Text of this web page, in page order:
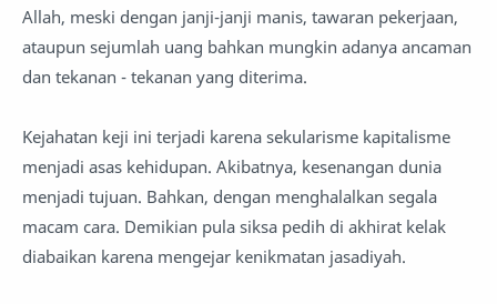
Allah, meski dengan janji-janji manis, tawaran pekerjaan,
ataupun sejumlah uang bahkan mungkin adanya ancaman
dan tekanan - tekanan yang diterima.
Kejahatan keji ini terjadi karena sekularisme kapitalisme
menjadi asas kehidupan. Akibatnya, kesenangan dunia
menjadi tujuan. Bahkan, dengan menghalalkan segala
macam cara. Demikian pula siksa pedih di akhirat kelak
diabaikan karena mengejar kenikmatan jasadiyah.